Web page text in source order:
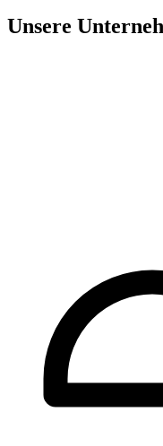
Unsere